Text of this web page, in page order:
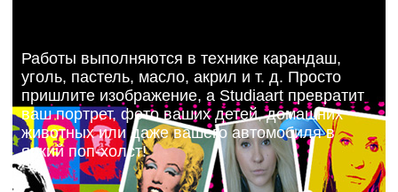
Работы выполняются в технике карандаш,
уголь, пастель, масло, акрил и т. д. Просто
пришлите изображение, а Studiaart превратит
ваш портрет, фото ваших детей, домашних
животных или даже вашего автомобиля в
яркий поп-холст!